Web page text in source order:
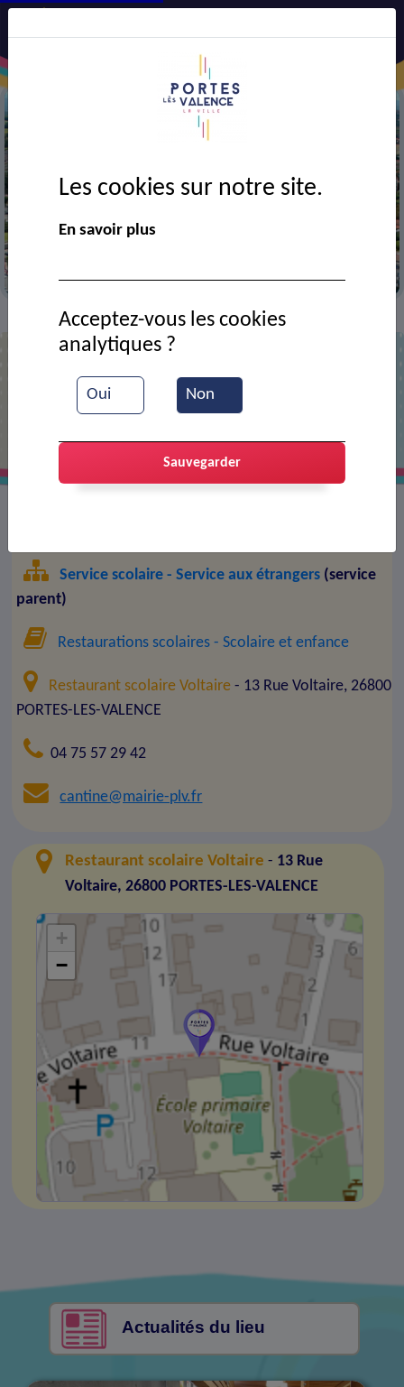
> Contact >Restaurant scolaire Voltaire
Restaurant scolaire Voltaire
Service scolaire - Service aux étrangers (service
parent)
Restaurations scolaires - Scolaire et enfance
Restaurant scolaire Voltaire - 13 Rue Voltaire, 26800
PORTES-LES-VALENCE
04 75 57 29 42
cantine@mairie-plv.fr
Restaurant scolaire Voltaire - 13 Rue
Voltaire, 26800 PORTES-LES-VALENCE
+
−
Actualités du lieu
Les cookies sur notre site.
En savoir plus
Oui Non
Acceptez-vous les cookies
analytiques ?
Sauvegarder